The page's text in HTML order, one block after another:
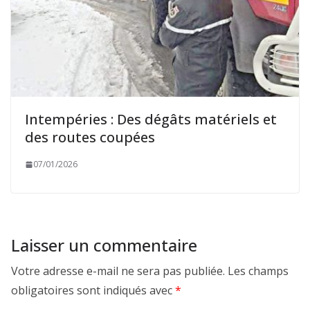
Intempéries : Des dégâts matériels et
des routes coupées
07/01/2026
Laisser un commentaire
Votre adresse e-mail ne sera pas publiée. Les champs
obligatoires sont indiqués avec*